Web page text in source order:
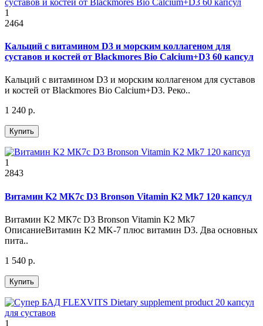
1
2464
Кальций с витамином D3 и морским коллагеном для
суставов и костей от Blackmores Bio Calcium+D3 60 капсул
Кальций с витамином D3 и морским коллагеном для суставов
и костей от Blackmores Bio Calcium+D3. Реко..
1 240 р.
Купить
1
2843
Витамин K2 МК7с D3 Bronson Vitamin K2 Mk7 120 капсул
Витамин K2 МК7с D3 Bronson Vitamin K2 Mk7
ОписаниеВитамин K2 MK-7 плюс витамин D3. Два основных
пита..
1 540 р.
Купить
1